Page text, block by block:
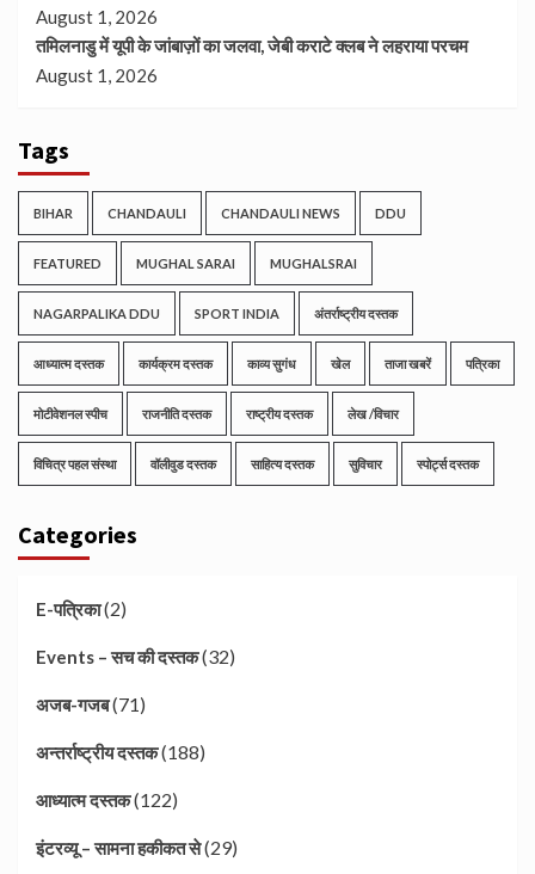
August 1, 2026
तमिलनाडु में यूपी के जांबाज़ों का जलवा, जेबी कराटे क्लब ने लहराया परचम
August 1, 2026
Tags
BIHAR CHANDAULI CHANDAULI NEWS DDU
FEATURED MUGHAL SARAI MUGHALSRAI
NAGARPALIKA DDU SPORT INDIA अंतर्राष्ट्रीय दस्तक
आध्यात्म दस्तक कार्यक्रम दस्तक काव्य सुगंध खेल ताजा खबरें पत्रिका
मोटीवेशनल स्पीच राजनीति दस्तक राष्ट्रीय दस्तक लेख /विचार
विचित्र पहल संस्था वॉलीवुड दस्तक साहित्य दस्तक सुविचार स्पोर्ट्स दस्तक
Categories
E-पत्रिका(2)
Events – सच की दस्तक(32)
अजब-गजब(71)
अन्तर्राष्ट्रीय दस्तक(188)
आध्यात्म दस्तक(122)
इंटरव्यू – सामना हकीकत से(29)